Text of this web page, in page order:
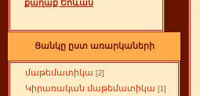
քաղաք Երևան
Ցանկը ըստ առարկաների
մաթեմատիկա [2]
Կիրառական մաթեմատիկա [1]